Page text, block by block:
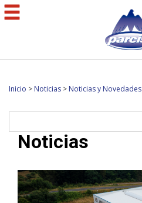
Inicio > Noticias > Noticias y Novedades
Noticias